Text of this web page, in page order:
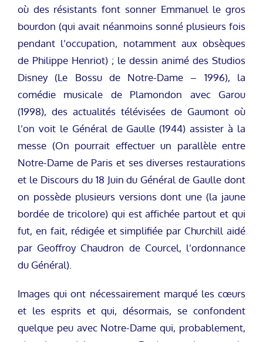
où des résistants font sonner Emmanuel le gros
bourdon (qui avait néanmoins sonné plusieurs fois
pendant l’occupation, notamment aux obsèques
de Philippe Henriot) ; le dessin animé des Studios
Disney (Le Bossu de Notre-Dame – 1996), la
comédie musicale de Plamondon avec Garou
(1998), des actualités télévisées de Gaumont où
l’on voit le Général de Gaulle (1944) assister à la
messe (On pourrait effectuer un parallèle entre
Notre-Dame de Paris et ses diverses restaurations
et le Discours du 18 Juin du Général de Gaulle dont
on possède plusieurs versions dont une (la jaune
bordée de tricolore) qui est affichée partout et qui
fut, en fait, rédigée et simplifiée par Churchill aidé
par Geoffroy Chaudron de Courcel, l’ordonnance
du Général).
Images qui ont nécessairement marqué les cœurs
et les esprits et qui, désormais, se confondent
quelque peu avec Notre-Dame qui, probablement,